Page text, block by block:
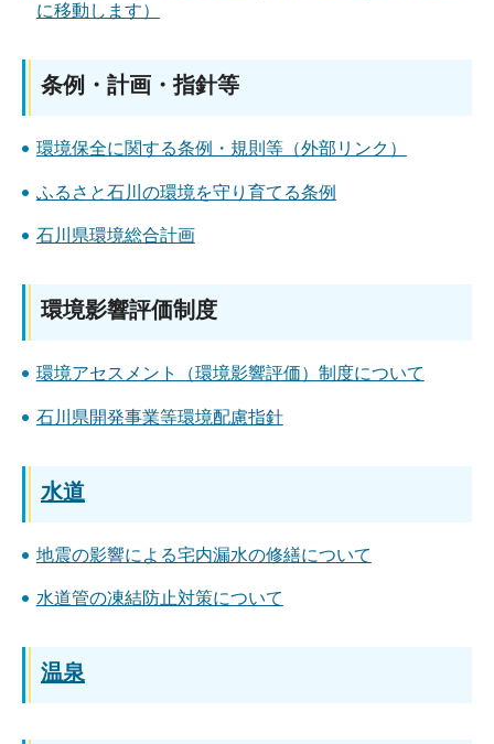
に移動します）
条例・計画・指針等
環境保全に関する条例・規則等（外部リンク）
ふるさと石川の環境を守り育てる条例
石川県環境総合計画
環境影響評価制度
環境アセスメント（環境影響評価）制度について
石川県開発事業等環境配慮指針
水道
地震の影響による宅内漏水の修繕について
水道管の凍結防止対策について
温泉